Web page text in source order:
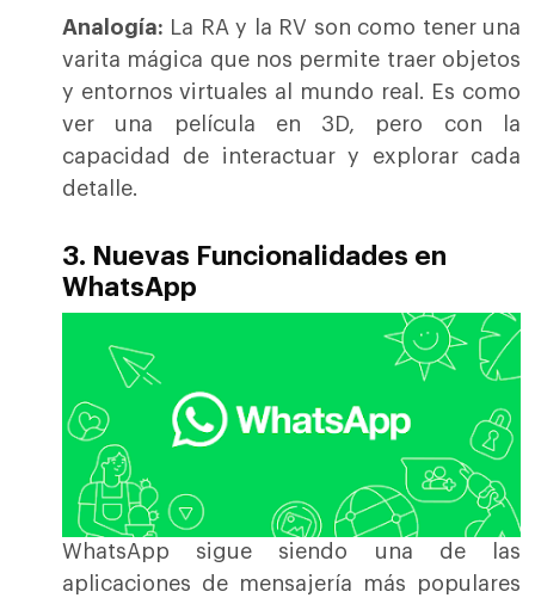
Analogía: La RA y la RV son como tener una
varita mágica que nos permite traer objetos
y entornos virtuales al mundo real. Es como
ver una película en 3D, pero con la
capacidad de interactuar y explorar cada
detalle.
3. Nuevas Funcionalidades en
WhatsApp
WhatsApp sigue siendo una de las
aplicaciones de mensajería más populares